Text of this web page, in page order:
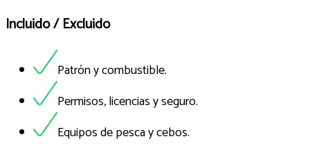
Incluido / Excluido
Patrón y combustible.
Permisos, licencias y seguro.
Equipos de pesca y cebos.